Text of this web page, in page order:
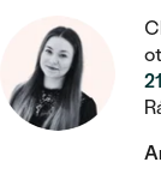
SVATEBNÍ
ZAČÍT S
DLE
DIAMANT
BROŽE
DOPLŇKY
PIERCING
DLE KAMENE
S
ŘETÍZKY
VE TVARU
SE
PEČETNÍ